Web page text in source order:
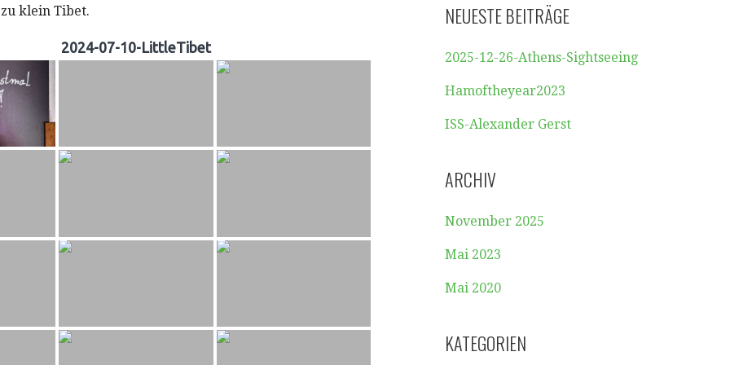
klein Tibet.
2024-07-10-LittleTibet
NEUESTE BEITRÄGE
2025-12-26-Athens-Sightseeing
Hamoftheyear2023
ISS-Alexander Gerst
ARCHIV
November 2025
Mai 2023
Mai 2020
KATEGORIEN